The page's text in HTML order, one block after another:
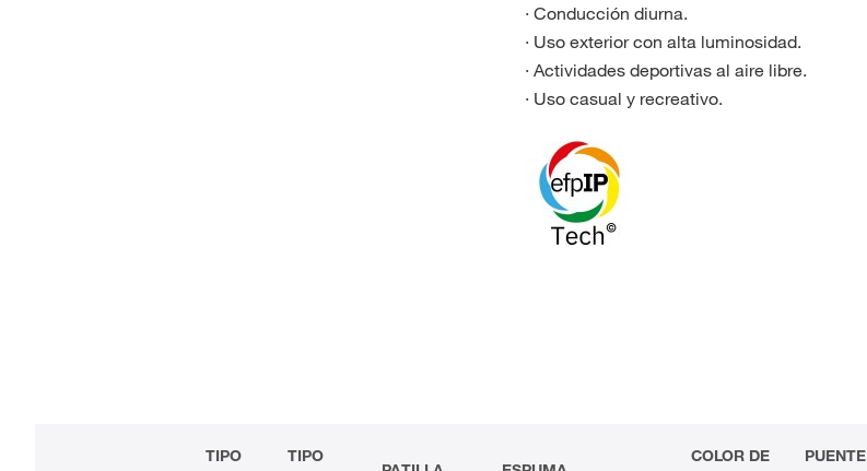
· Conducción diurna.
· Uso exterior con alta luminosidad.
· Actividades deportivas al aire libre.
· Uso casual y recreativo.
TIPO
TIPO
COLOR DE
PUENTE